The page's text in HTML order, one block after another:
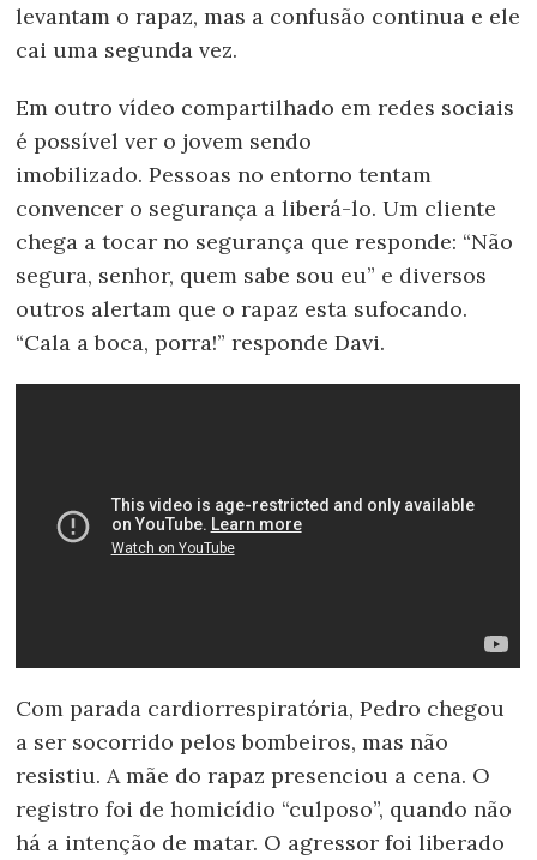
levantam o rapaz, mas a confusão continua e ele
cai uma segunda vez.
Em outro vídeo compartilhado em redes sociais
é possível ver o jovem sendo
imobilizado. Pessoas no entorno tentam
convencer o segurança a liberá-lo. Um cliente
chega a tocar no segurança que responde: “Não
segura, senhor, quem sabe sou eu” e diversos
outros alertam que o rapaz esta sufocando.
“Cala a boca, porra!” responde Davi.
Com parada cardiorrespiratória, Pedro chegou
a ser socorrido pelos bombeiros, mas não
resistiu. A mãe do rapaz presenciou a cena. O
registro foi de homicídio “culposo”, quando não
há a intenção de matar. O agressor foi liberado